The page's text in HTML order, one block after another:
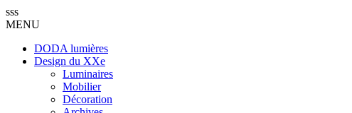
sss
MENU
DODA lumières
Design du XXe
Luminaires
Mobilier
Décoration